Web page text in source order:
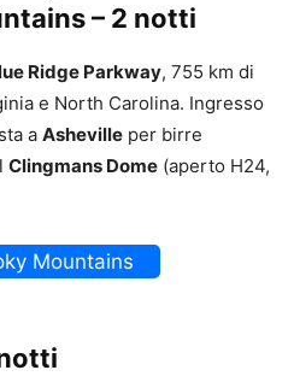
– 2 notti
Ridge Parkway, 755 km di
e North Carolina. Ingresso
a Asheville per birre
Clingmans Dome (aperto H24,
Mountains